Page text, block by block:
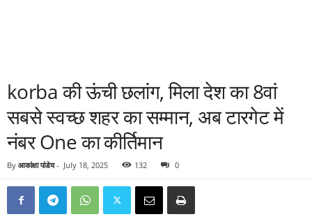
korba की ऊंची छलांग, मिला देश का 8वां
सबसे स्वच्छ शहर का सम्मान, अब टारगेट में
नंबर One का कीर्तिमान
By आकांक्षा पांडेय- July 18, 2025 132 0